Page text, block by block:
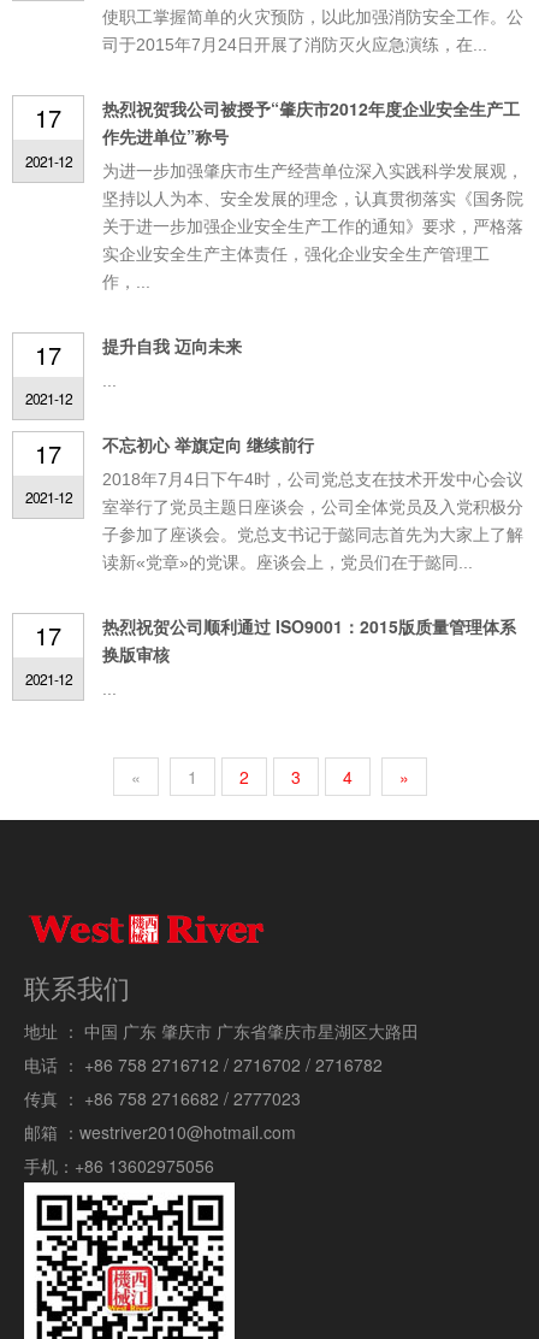
使职工掌握简单的火灾预防，以此加强消防安全工作。公
司于2015年7月24日开展了消防灭火应急演练，在...
17
2021-12
热烈祝贺我公司被授予“肇庆市2012年度企业安全生产工
作先进单位”称号
为进一步加强肇庆市生产经营单位深入实践科学发展观，
坚持以人为本、安全发展的理念，认真贯彻落实《国务院
关于进一步加强企业安全生产工作的通知》要求，严格落
实企业安全生产主体责任，强化企业安全生产管理工
作，...
17
2021-12
提升自我 迈向未来
17
2021-12
不忘初心 举旗定向 继续前行
2018年7月4日下午4时，公司党总支在技术开发中心会议
室举行了党员主题日座谈会，公司全体党员及入党积极分
子参加了座谈会。党总支书记于懿同志首先为大家上了解
读新«党章»的党课。座谈会上，党员们在于懿同...
17
2021-12
热烈祝贺公司顺利通过 ISO9001：2015版质量管理体系
换版审核
« 1 2 3 4 »
联系我们
地址 ： 中国 广东 肇庆市 广东省肇庆市星湖区大路田
电话 ： +86 758 2716712 / 2716702 / 2716782
传真 ： +86 758 2716682 / 2777023
邮箱 ： westriver2010@hotmail.com
手机： +86 13602975056